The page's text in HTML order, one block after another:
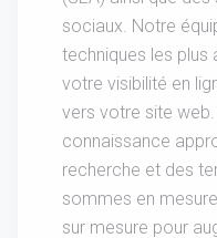
sociaux. Notre
techniques les
votre visibilité en
vers votre site
connaissance
recherche et des
sommes en
sur mesure pour